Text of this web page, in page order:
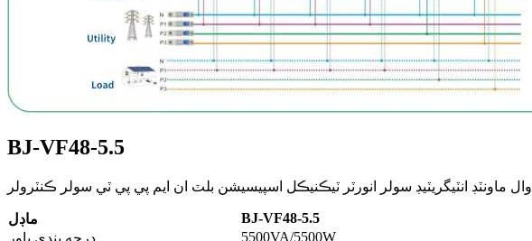
BJ-VF48-5.5
وال ماونٽڊ انٽيگريٽيڊ سولر انورٽر ٽيڪنيڪل اسپيسيشن بلٽ ان ايم پي پي ٽي سولر ڪنٽرولر
ماڊل
BJ-VF48-5.5
5500VA/5500W